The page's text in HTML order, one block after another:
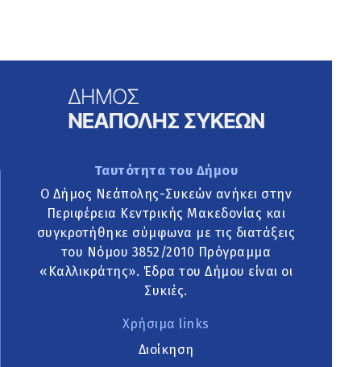
Ταυτότητα του Δήμου
Ο Δήμος Νεάπολης-Συκεών ανήκει στην
Περιφέρεια Κεντρικής Μακεδονίας και
συγκροτήθηκε σύμφωνα με τις διατάξεις
του Νόμου 3852/2010 Πρόγραμμα
«Καλλικράτης». Έδρα του Δήμου είναι οι
Συκιές.
Χρήσιμα links
Διοίκηση